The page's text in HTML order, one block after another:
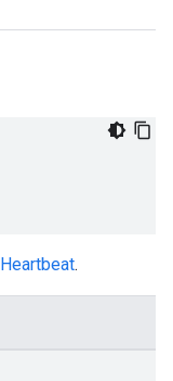
Heartbeat.